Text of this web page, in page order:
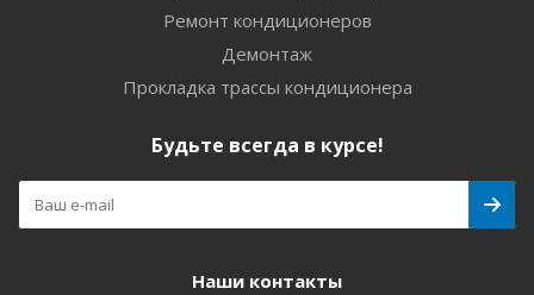
Ремонт кондиционеров
Демонтаж
Прокладка трассы кондиционера
Будьте всегда в курсе!
Наши контакты